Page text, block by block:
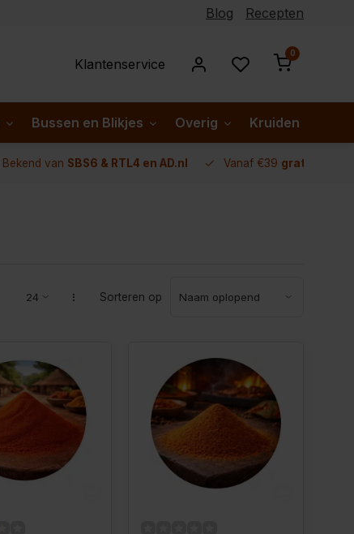
Blog Recepten
Klantenservice
0
Bussen en Blikjes Overig Kruiden per
Bekend van SBS6 & RTL4 en AD.nl Vanaf €39 gratis
Sorteren op